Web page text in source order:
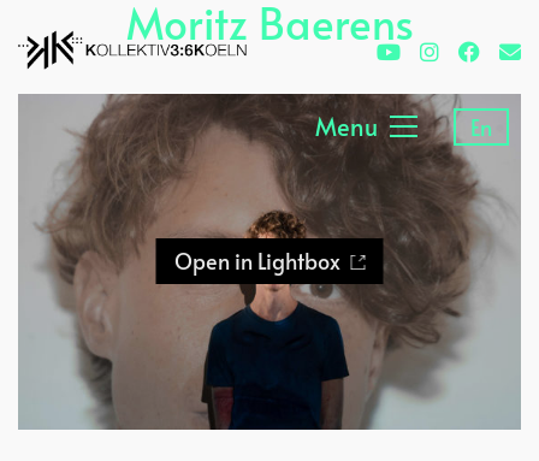
Menu En
Moritz Baerens
Open in Lightbox